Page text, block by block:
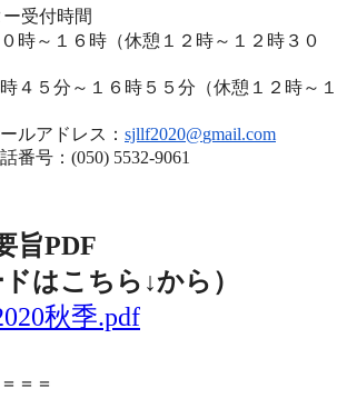
受付時間
時～１６時（休憩１２時～１２時３０
４５分～１６時５５分（休憩１２時～ １
ルアドレス： sjllf2020@gmail.com
番号：(050) 5532-9061
旨PDF
はこちら↓から ）
秋季.pdf
＝＝